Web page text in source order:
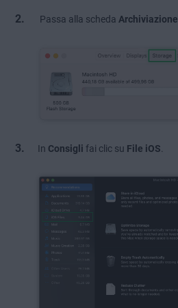
Passa alla scheda Archiviazione
In Consigli fai clic su File iOS